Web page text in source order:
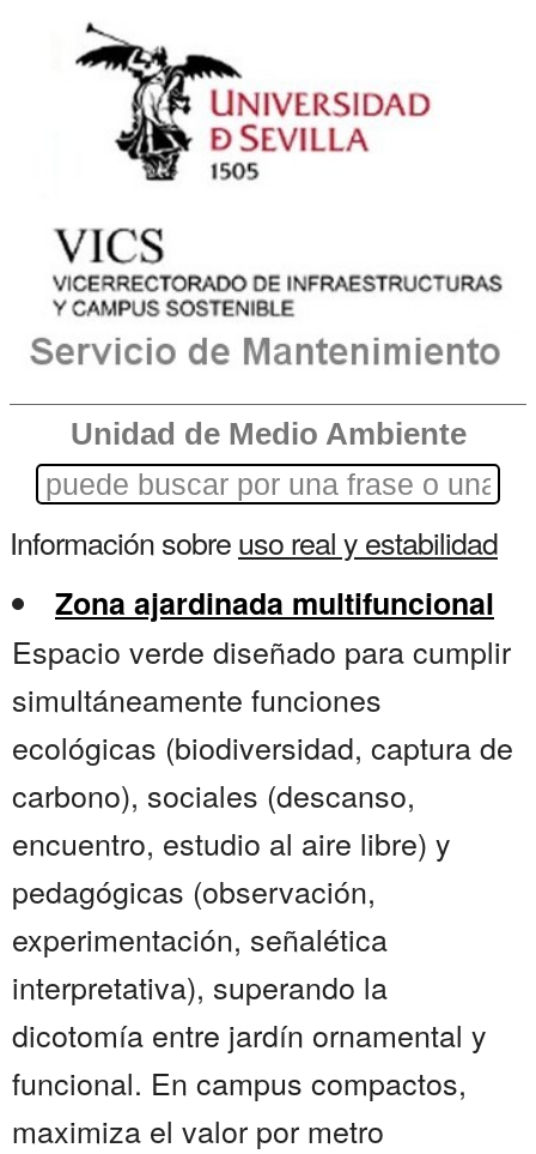
Unidad de Medio Ambiente
Información sobreuso real y estabilidad
Zona ajardinada multifuncional
Espacio verde diseñado para cumplir
simultáneamente funciones
ecológicas (biodiversidad, captura de
carbono), sociales (descanso,
encuentro, estudio al aire libre) y
pedagógicas (observación,
experimentación, señalética
interpretativa), superando la
dicotomía entre jardín ornamental y
funcional. En campus compactos,
maximiza el valor por metro